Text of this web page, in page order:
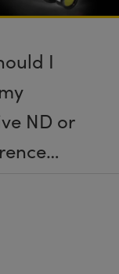
I
ND or